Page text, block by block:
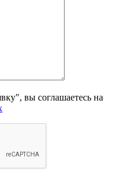
вы соглашаетесь на